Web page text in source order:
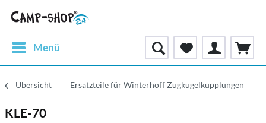
Menü
Übersicht Ersatzteile für Winterhoff Zugkugelkupplungen
KLE-70